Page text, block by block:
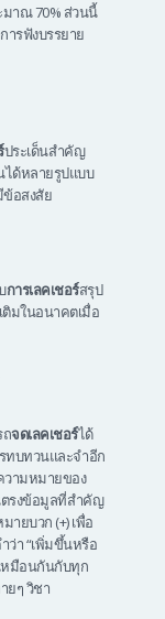
าณ 70% ส่วนนี้
ารฟังบรรยาย
ประเด็นสำคัญ
ได้หลายรูปแบบ
ข้อสงสัย
การเลคเชอร์สรุป
ติมในอนาคตเมื่อ
จดเลคเชอร์ได้
ทบทวนและจำอีก
ามหมายของ
ตรงข้อมูลที่สำคัญ
ายบวก (+) เพื่อ
ว่า “เพิ่มขึ้นหรือ
หมือนกันกับทุก
ยๆ วิชา